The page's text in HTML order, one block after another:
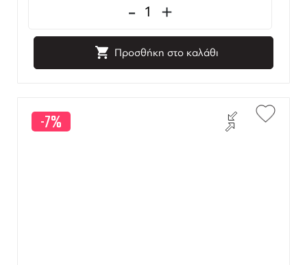
- +
Προσθήκη στο καλάθι
-7%